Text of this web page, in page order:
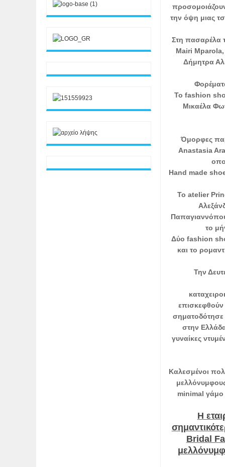
την όψη μιας
Στη πασαρέλα
Μairi Mparola,
Δήμητρα
Το fashion
Μικαέλα
Όμορφες
Anastasia
Ηand made
To atelier
το
Δύο fashion
και το
Την
σηματοδότησε
στην
γυναίκες
Καλεσμένοι
minimal γάμο
Η
Bridal